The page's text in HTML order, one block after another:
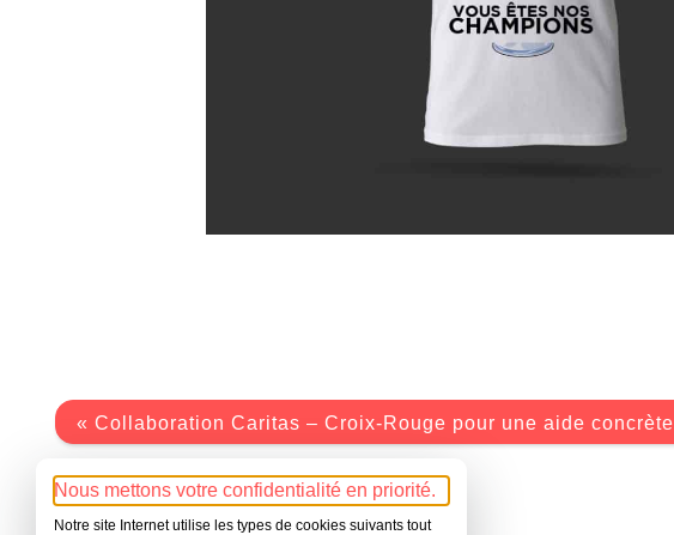
« Collaboration Caritas – Croix-Rouge pour une aide concrète
Nous mettons votre confidentialité en priorité.
Notre site Internet utilise les types de cookies suivants tout